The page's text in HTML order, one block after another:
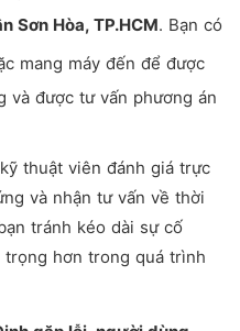
Sơn Hòa, TP.HCM. Bạn có
mang máy đến để được
và được tư vấn phương án
thuật viên đánh giá trực
và nhận tư vấn về thời
tránh kéo dài sự cố
hơn trong quá trình